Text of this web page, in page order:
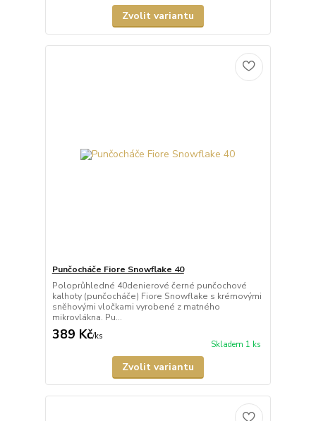
Zvolit variantu
Punčocháče Fiore Snowflake 40
Poloprůhledné 40denierové černé punčochové
kalhoty (punčocháče) Fiore Snowflake s krémovými
sněhovými vločkami vyrobené z matného
mikrovlákna. Pu...
389 Kč/ks
Skladem 1 ks
Zvolit variantu